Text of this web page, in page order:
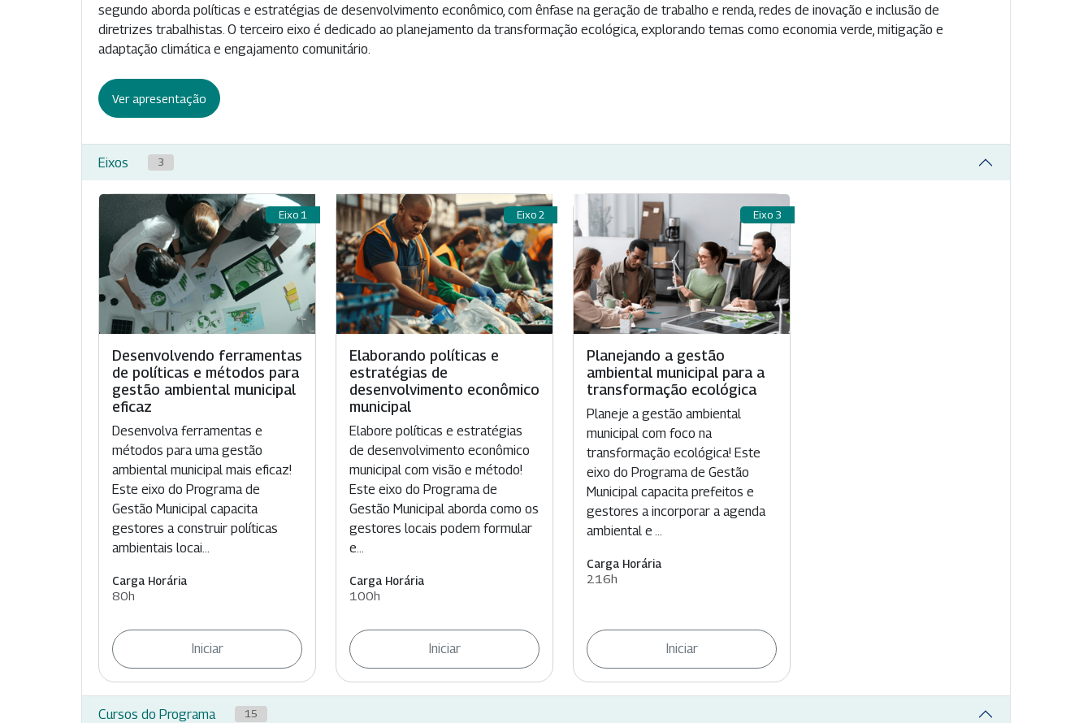
segundo aborda políticas e estratégias de desenvolvimento econômico, com ênfase na geração de trabalho e renda, redes de inovação e inclusão de
diretrizes trabalhistas. O terceiro eixo é dedicado ao planejamento da transformação ecológica, explorando temas como economia verde, mitigação e
adaptação climática e engajamento comunitário.
Ver apresentação
Eixos 3
Eixo 1
Desenvolvendo ferramentas
de políticas e métodos para
gestão ambiental municipal
eficaz
Desenvolva ferramentas e
métodos para uma gestão
ambiental municipal mais eficaz!
Este eixo do Programa de
Gestão Municipal capacita
gestores a construir políticas
ambientais locai...
Carga Horária
80h
Iniciar
Eixo 2
Elaborando políticas e
estratégias de
desenvolvimento econômico
municipal
Elabore políticas e estratégias
de desenvolvimento econômico
municipal com visão e método!
Este eixo do Programa de
Gestão Municipal aborda como os
gestores locais podem formular
e...
Carga Horária
100h
Iniciar
Eixo 3
Planejando a gestão
ambiental municipal para a
transformação ecológica
Planeje a gestão ambiental
municipal com foco na
transformação ecológica! Este
eixo do Programa de Gestão
Municipal capacita prefeitos e
gestores a incorporar a agenda
ambiental e ...
Carga Horária
216h
Iniciar
Cursos do Programa 15